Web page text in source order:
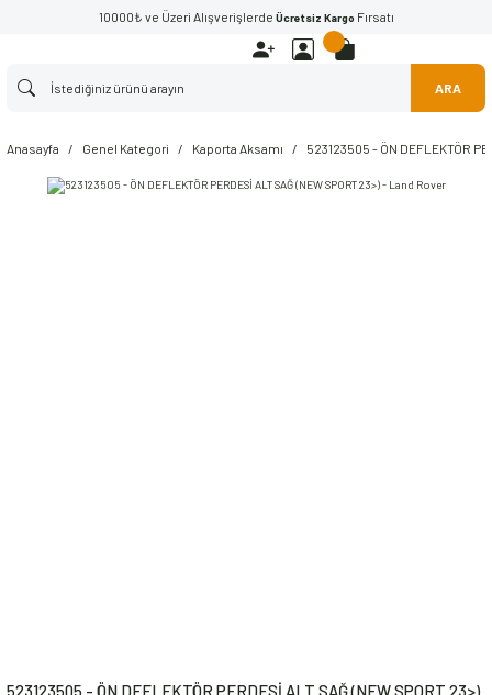
10000₺ ve Üzeri Alışverişlerde Ücretsiz Kargo Fırsatı
ARA
Anasayfa Genel Kategori Kaporta Aksamı 523123505 - ÖN DEFLEKTÖR
523123505 - ÖN DEFLEKTÖR PERDESİ ALT SAĞ (NEW SPORT 23>)